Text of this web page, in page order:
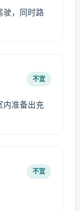
驶，同时路
不宜
内准备出充
不宜